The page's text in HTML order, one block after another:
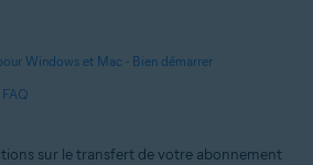
Windows et Mac - Bien démarrer
sur le transfert de votre abonnement